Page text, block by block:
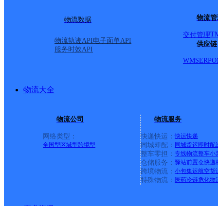
物流数据
物流轨迹API电子面单API
服务时效API
物流
交付管理
供应链
WMSERP
物流大全
物流公司
网络类型：
全国型 区域型跨境型
物流服务
快递快运： 快运快递
同城即配： 同城货运即时配
整车零担： 专线物流整车小
仓储服务： 驿站前置仓快递
跨境物流： 小包集运航空货
特殊物流： 医药冷链危化物